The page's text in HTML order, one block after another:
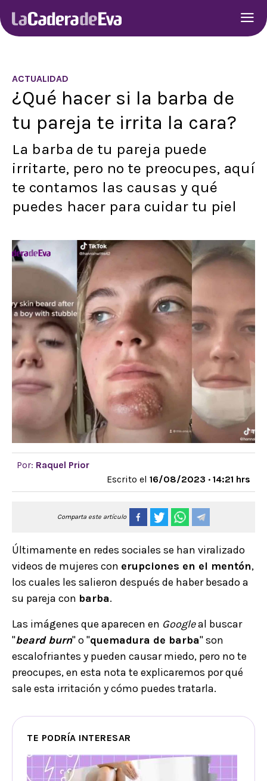
ACTUALIDAD
¿Qué hacer si la barba de
tu pareja te irrita la cara?
La barba de tu pareja puede
irritarte, pero no te preocupes, aquí
te contamos las causas y qué
puedes hacer para cuidar tu piel
Por: Raquel Prior
Escrito el 16/08/2023 · 14:21 hrs
Comparta este artículo
Últimamente en redes sociales se han viralizado
videos de mujeres con erupciones en el mentón,
los cuales les salieron después de haber besado a
su pareja con barba.
Las imágenes que aparecen en Googleal buscar
"beard burn" o "quemadura de barba" son
escalofriantes y pueden causar miedo, pero no te
preocupes, en esta nota te explicaremos por qué
sale esta irritación y cómo puedes tratarla.
TE PODRÍA INTERESAR